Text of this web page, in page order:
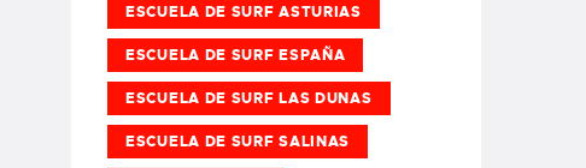
ESCUELA DE SURF ASTURIAS
ESCUELA DE SURF ESPAÑA
ESCUELA DE SURF LAS DUNAS
ESCUELA DE SURF SALINAS